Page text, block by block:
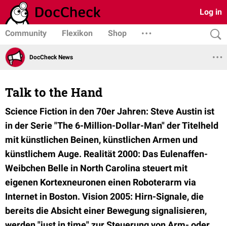
Log in
Community Flexikon Shop
DocCheck News
Talk to the Hand
Science Fiction in den 70er Jahren: Steve Austin ist
in der Serie "The 6-Million-Dollar-Man" der Titelheld
mit künstlichen Beinen, künstlichen Armen und
künstlichem Auge. Realität 2000: Das Eulenaffen-
Weibchen Belle in North Carolina steuert mit
eigenen Kortexneuronen einen Roboterarm via
Internet in Boston. Vision 2005: Hirn-Signale, die
bereits die Absicht einer Bewegung signalisieren,